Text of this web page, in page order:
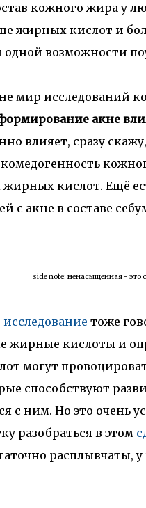
кожного жира у
жирных кислот и
одной возможности
мир исследований
акне
влияет, сразу
кислот. Ещё
с акне в составе
side note: ненасыщенная - это
исследование тоже
жирные кислоты и
могут
способствуют
с ним. Но это очень
разобраться в этом
расплывчаты,